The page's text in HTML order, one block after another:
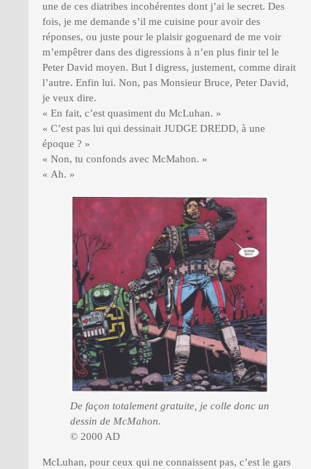
une de ces diatribes incohérentes dont j’ai le secret. Des
fois, je me demande s’il me cuisine pour avoir des
réponses, ou juste pour le plaisir goguenard de me voir
m’empêtrer dans des digressions à n’en plus finir tel le
Peter David moyen. But I digress, justement, comme dirait
l’autre. Enfin lui. Non, pas Monsieur Bruce, Peter David,
je veux dire.
« En fait, c’est quasiment du McLuhan. »
« C’est pas lui qui dessinait JUDGE DREDD, à une
époque ? »
« Non, tu confonds avec McMahon. »
« Ah. »
De façon totalement gratuite, je colle donc un
dessin de McMahon.
© 2000 AD
McLuhan, pour ceux qui ne connaissent pas, c’est le gars